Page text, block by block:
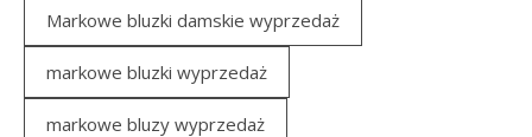
Markowe bluzki damskie wyprzedaż
markowe bluzki wyprzedaż
markowe bluzy wyprzedaż